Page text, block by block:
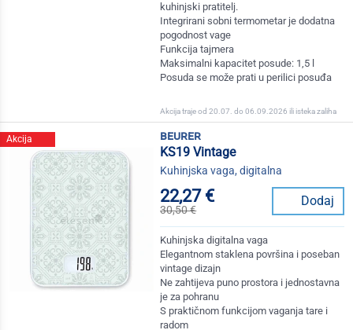
kuhinjski pratitelj.
Integrirani sobni termometar je dodatna
pogodnost vage
Funkcija tajmera
Maksimalni kapacitet posude: 1,5 l
Posuda se može prati u perilici posuđa
Akcija traje od 20.07. do 06.09.2026 ili isteka zaliha
Akcija
beurer
KS19 Vintage
Kuhinjska vaga, digitalna
22,27 €
30,50 €
Dodaj
Kuhinjska digitalna vaga
Elegantnom staklena površina i poseban
vintage dizajn
Ne zahtijeva puno prostora i jednostavna
je za pohranu
S praktičnom funkcijom vaganja tare i
radom